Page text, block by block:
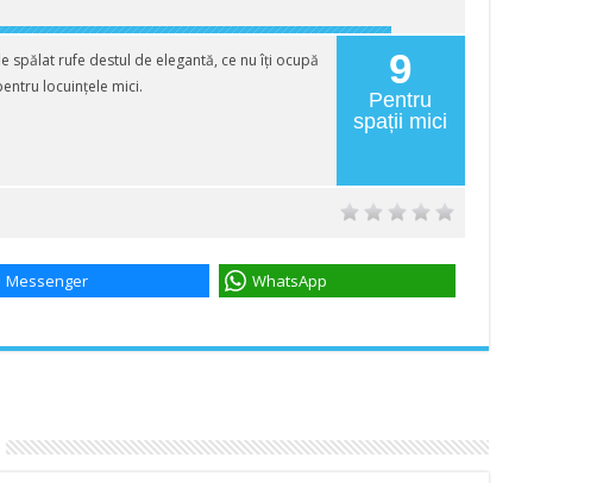
9
Pentru
spații mici
spălat rufe destul de elegantă, ce nu îți ocupă
locuințele mici.
Messenger WhatsApp